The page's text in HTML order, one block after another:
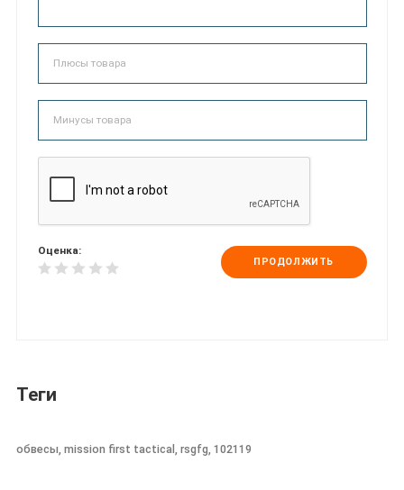
Оценка:
ПРОДОЛЖИТЬ
Теги
обвесы, mission first tactical, rsgfg, 102119